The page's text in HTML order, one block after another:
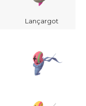
Lançargot